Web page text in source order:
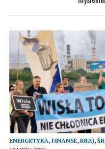
ENERGETYKA,FINANSE,KRAJ,